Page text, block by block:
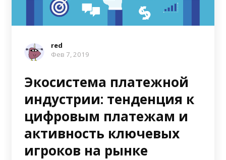
red
Фев 7, 2019
Экосистема платежной
индустрии: тенденция к
цифровым платежам и
активность ключевых
игроков на рынке